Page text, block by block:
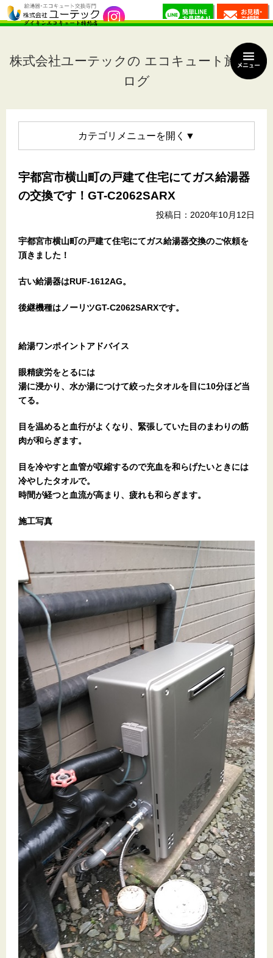
株式会社ユーテックの エコキュート施工ブ
ログ
カテゴリメニュー
宇都宮市横山町の戸建て住宅にてガス給湯器
の交換です！GT-C2062SARX
投稿日：2020年10月12日
宇都宮市横山町の戸建て住宅にてガス給湯器交換のご依頼を
頂きました！
古い給湯器はRUF-1612AG。
後継機種はノーリツGT-C2062SARXです。
給湯ワンポイントアドバイス
眼精疲労をとるには
湯に浸かり、水か湯につけて絞ったタオルを目に10分ほど当
てる。
目を温めると血行がよくなり、緊張していた目のまわりの筋
肉が和らぎます。
目を冷やすと血管が収縮するので充血を和らげたいときには
冷やしたタオルで。
時間が経つと血流が高まり、疲れも和らぎます。
施工写真